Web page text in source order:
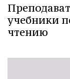
учебники
чтению